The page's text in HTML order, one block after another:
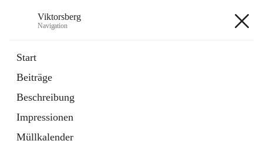
Viktorsberg
Navigation
Start
Beiträge
Beschreibung
Impressionen
Müllkalender
1 Schnellzugriff
Bürgerservice
10 Schnellzugriffe